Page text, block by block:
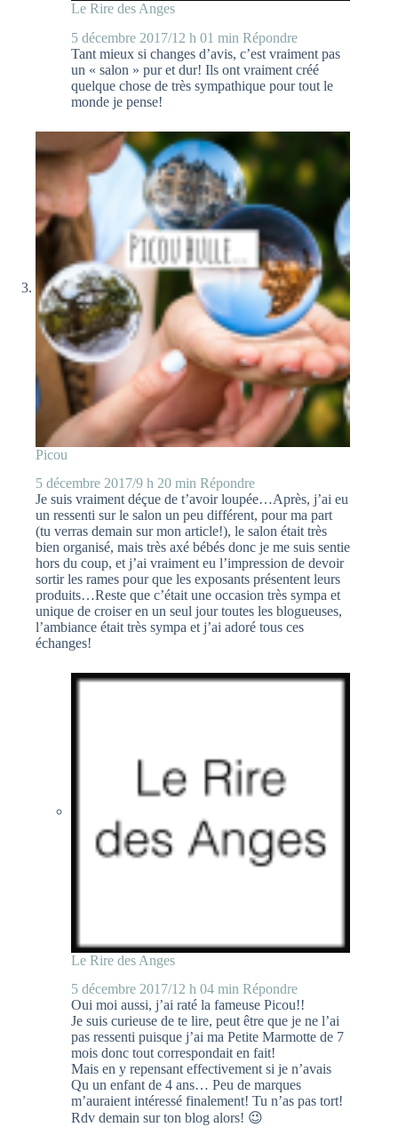
Le Rire des Anges
5 décembre 2017/12 h 01 min Répondre
Tant mieux si changes d’avis, c’est vraiment pas
un « salon » pur et dur! Ils ont vraiment créé
quelque chose de très sympathique pour tout le
monde je pense!
Picou
5 décembre 2017/9 h 20 min Répondre
Je suis vraiment déçue de t’avoir loupée…Après, j’ai eu
un ressenti sur le salon un peu différent, pour ma part
(tu verras demain sur mon article!), le salon était très
bien organisé, mais très axé bébés donc je me suis sentie
hors du coup, et j’ai vraiment eu l’impression de devoir
sortir les rames pour que les exposants présentent leurs
produits…Reste que c’était une occasion très sympa et
unique de croiser en un seul jour toutes les blogueuses,
l’ambiance était très sympa et j’ai adoré tous ces
échanges!
Le Rire des Anges
5 décembre 2017/12 h 04 min Répondre
Oui moi aussi, j’ai raté la fameuse Picou!!
Je suis curieuse de te lire, peut être que je ne l’ai
pas ressenti puisque j’ai ma Petite Marmotte de 7
mois donc tout correspondait en fait!
Mais en y repensant effectivement si je n’avais
Qu un enfant de 4 ans… Peu de marques
m’auraient intéressé finalement! Tu n’as pas tort!
Rdv demain sur ton blog alors! 😉